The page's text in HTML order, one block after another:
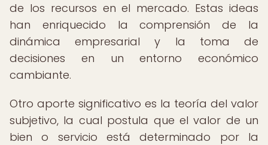
de los recursos en el mercado. Estas ideas
han enriquecido la comprensión de la
dinámica empresarial y la toma de
decisiones en un entorno económico
cambiante.
Otro aporte significativo es la teoría del valor
subjetivo, la cual postula que el valor de un
bien o servicio está determinado por la